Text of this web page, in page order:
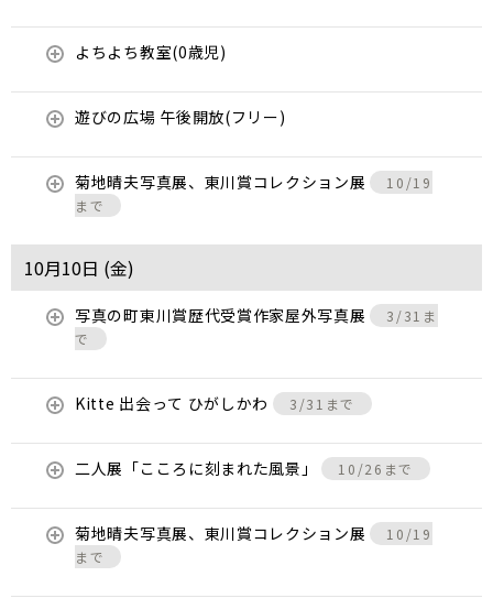
よちよち教室(0歳児)
遊びの広場 午後開放(フリー)
菊地晴夫写真展、東川賞コレクション展
10/19
まで
10月10日 (金)
写真の町東川賞歴代受賞作家屋外写真展
3/31ま
で
Kitte 出会って ひがしかわ 3/31まで
二人展「こころに刻まれた風景」 10/26まで
菊地晴夫写真展、東川賞コレクション展
10/19
まで